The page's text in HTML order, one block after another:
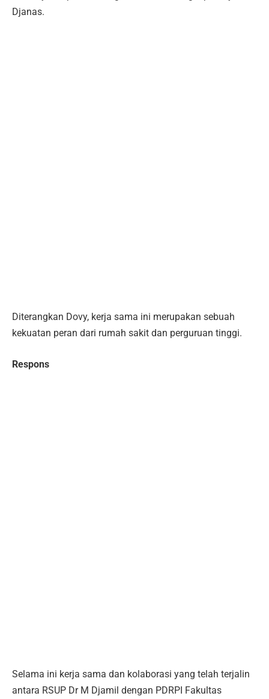
Djanas.
Diterangkan Dovy, kerja sama ini merupakan sebuah
kekuatan peran dari rumah sakit dan perguruan tinggi.
Respons
Selama ini kerja sama dan kolaborasi yang telah terjalin
antara RSUP Dr M Djamil dengan PDRPI Fakultas